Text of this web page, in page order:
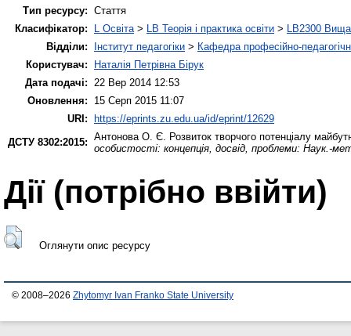
Тип ресурсу: Стаття
Класифікатор:
L Освіта> LB Теорія і практика освіти > LB2300 Вища
Відділи:
Інститут педагогіки > Кафедра професійно-
Користувач:
Наталія Петрівна Бірук
Дата подачі: 22 Вер 2014 12:53
Оновлення:
15 Серп 2015 11:07
URI:
https://eprints.zu.edu.ua/id/eprint/12629
ДСТУ 8302:2015: Антонова О. Є. Розвиток творчого потенціалу
особистості: концепція, досвід, проблеми: Наук.-
Дії ​​(потрібно ввійти)
Оглянути опис ресурсу
© 2008–2026 Zhytomyr Ivan Franko State University